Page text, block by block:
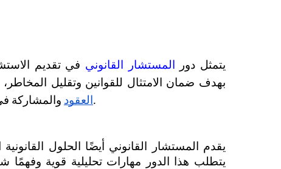
يتمثل دور المستشار القانوني
بهدف ضمان الامتثال للقوانين وتقليل
العقود والمشاركة في عمليات التفاوض لضمان حقوق ومصالح الموكلين.